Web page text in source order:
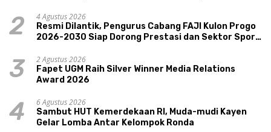
2
4 Agustus 2026
Resmi Dilantik, Pengurus Cabang FAJI Kulon Progo
2026-2030 Siap Dorong Prestasi dan Sektor Sport
3
2 Agustus 2026
Fapet UGM Raih Silver Winner Media Relations
Award 2026
4
6 Agustus 2026
Sambut HUT Kemerdekaan RI, Muda-mudi Kayen
Gelar Lomba Antar Kelompok Ronda